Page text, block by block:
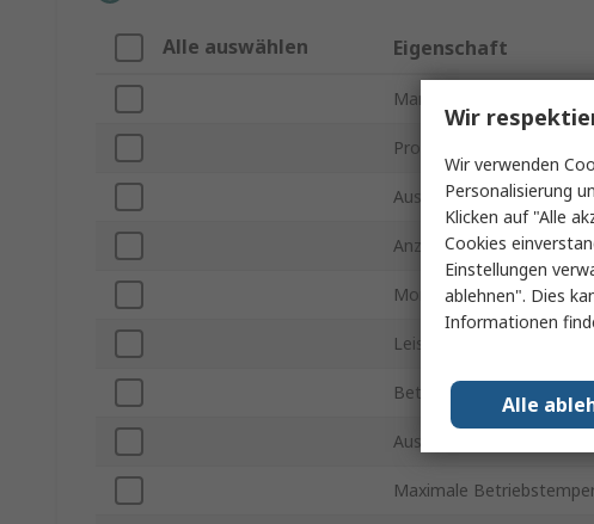
Alle auswählen Eigenschaft
Marke
Produkt Typ
Ausgangsspannung max.
Anzahl der Ausgänge
Montageart
Leistung
Betriebstemperatur min.
Ausgangsstrom
Maximale
Wir
Wir verwenden
Personalisierung
Klicken auf "Alle
Cookies
Einstellungen
ablehnen". Dies
Informationen
Alle